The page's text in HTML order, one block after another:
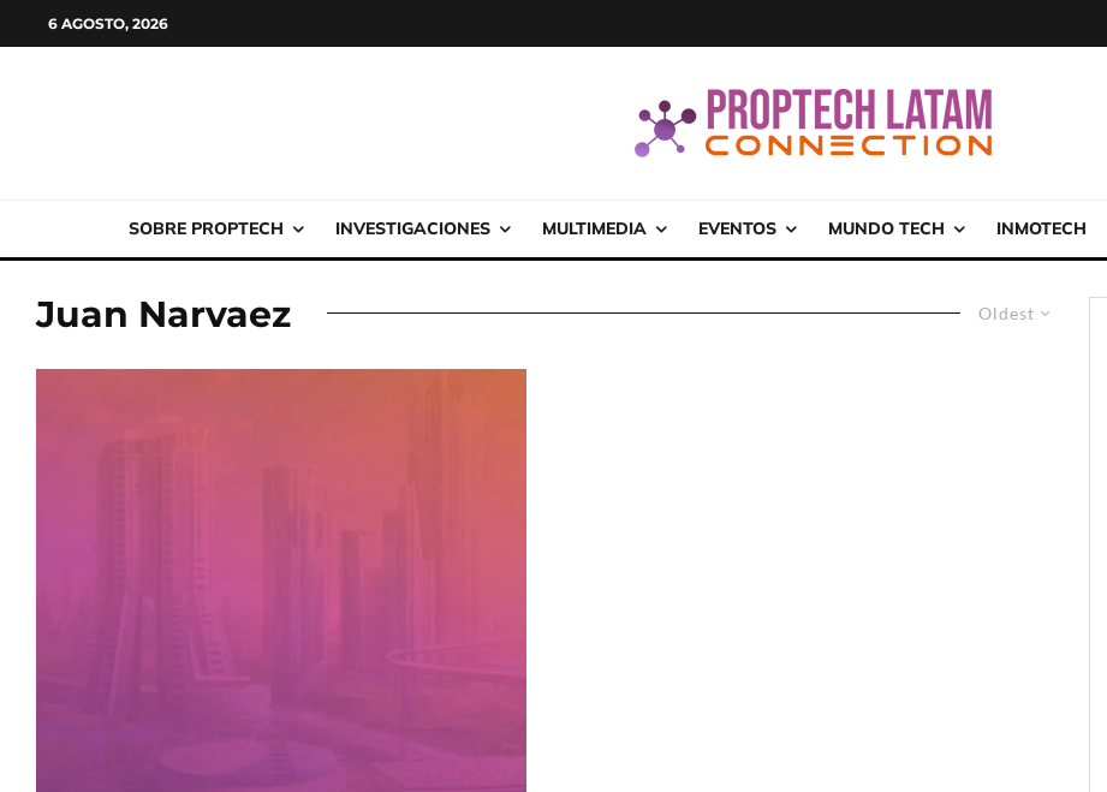
6 AGOSTO, 2026
SOBRE PROPTECH INVESTIGACIONES MULTIMEDIA EVENTOS MUNDO TECH INMOTECH
Oldest
Juan Narvaez